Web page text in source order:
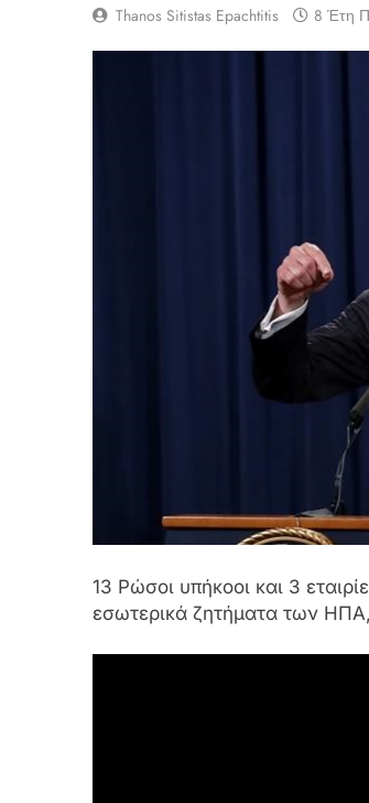
Thanos Sitistas Epachtitis 8 Έτη
13 Ρώσοι υπήκοοι και 3
εσωτερικά ζητήματα των